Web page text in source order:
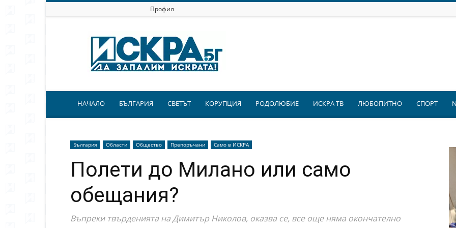
Профил
Искра.бг
НАЧАЛО БЪЛГАРИЯ СВЕТЪТ КОРУПЦИЯ РОДОЛЮБИЕ ИСКРА ТВ ЛЮБОПИТНО СПОРТ
България Области Общество Препоръчани Само в ИСКРА
Полети до Милано или само
обещания?
Въпреки твърденията на Димитър Николов, оказва се, все още няма окончателно